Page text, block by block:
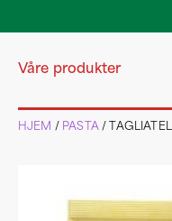
Våre produkter
HJEM / PASTA/